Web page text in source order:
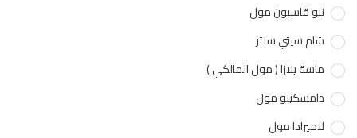
نيو قاسيون مول
شام سيتي سنتر
ماسة يلازا ( مول المالكي )
دامسكينو مول
لاميرادا مول